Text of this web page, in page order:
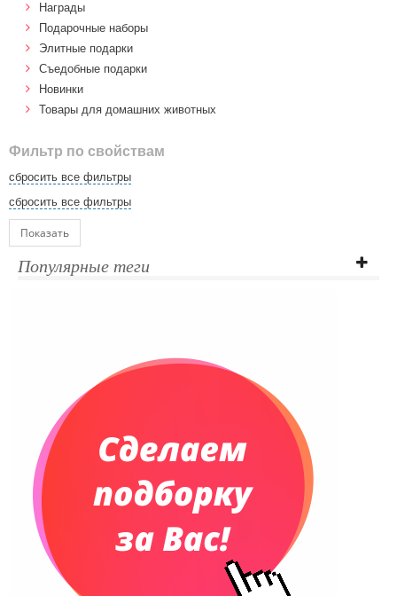
Награды
Подарочные наборы
Элитные подарки
Cъедобные подарки
Новинки
Товары для домашних животных
Фильтр по свойствам
сбросить все фильтры
сбросить все фильтры
Показать
Популярные теги